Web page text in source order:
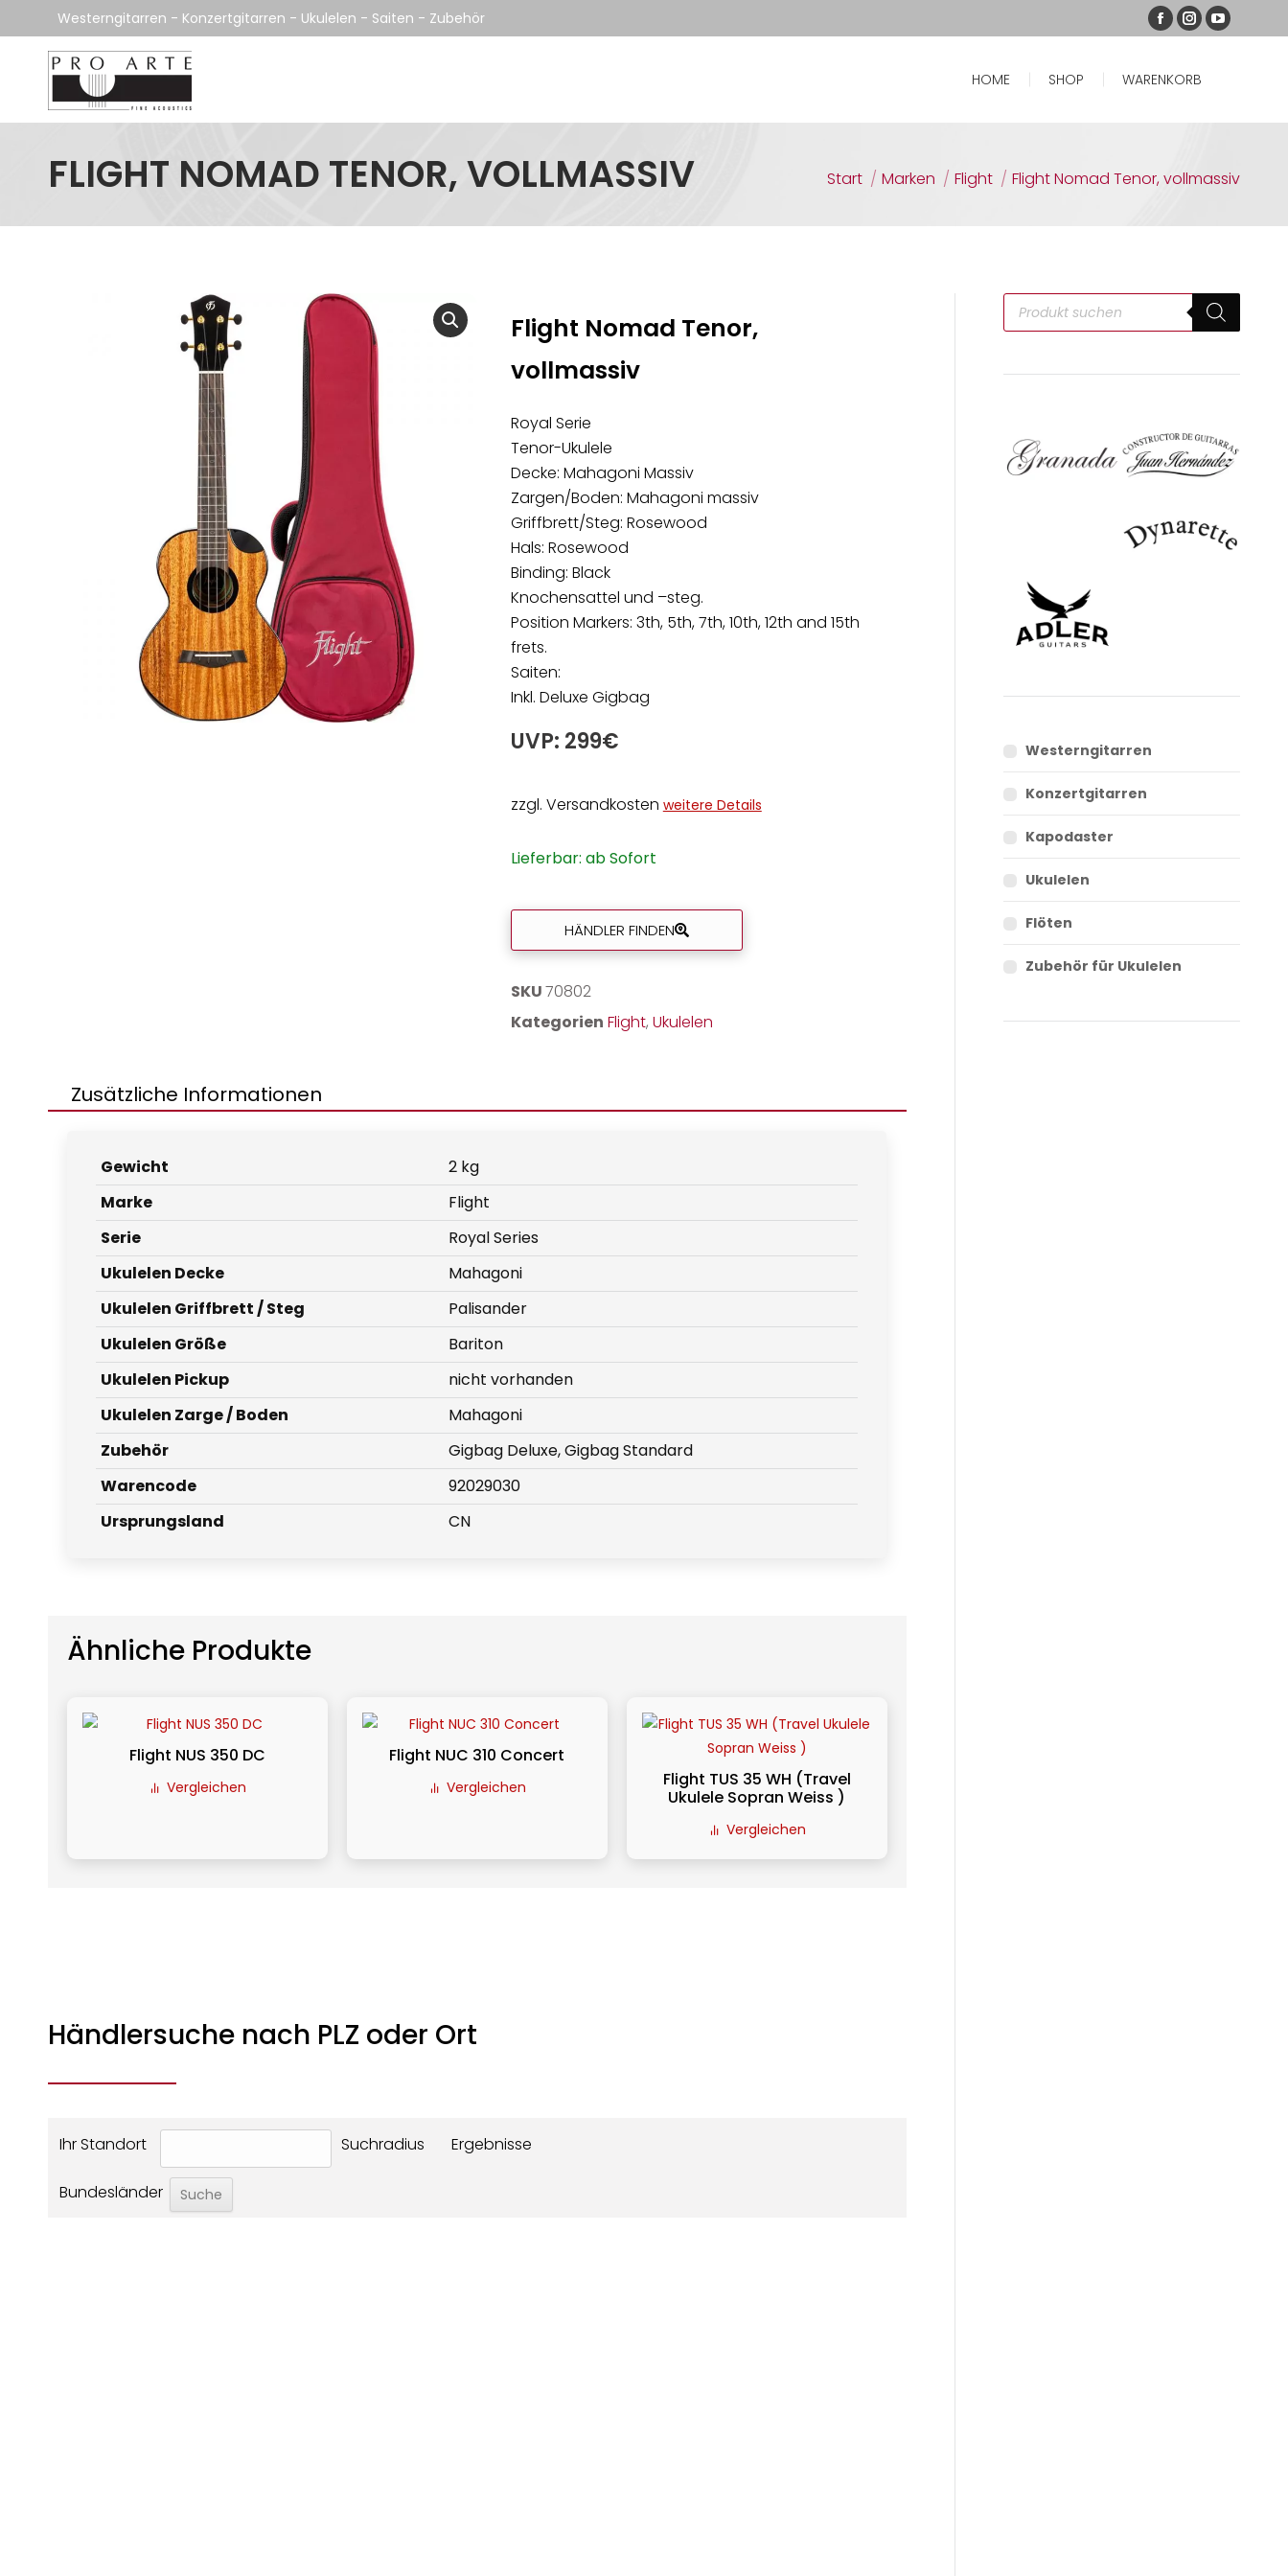
Westerngitarren - Konzertgitarren - Ukulelen - Saiten - Zubehör
HOME SHOP WARENKORB
FLIGHT NOMAD TENOR, VOLLMASSIV Sie befinden sich hier:
Start Marken Flight Flight Nomad Tenor, vollmassiv
Flight Nomad Tenor,
vollmassiv
Royal Serie
Tenor-Ukulele
Decke: Mahagoni Massiv
Zargen/Boden: Mahagoni massiv
Griffbrett/Steg: Rosewood
Hals: Rosewood
Binding: Black
Knochensattel und –steg.
Position Markers: 3th, 5th, 7th, 10th, 12th and 15th
frets.
Saiten:
Inkl. Deluxe Gigbag
UVP: 299€
zzgl. Versandkosten weitere Details
Lieferbar: ab Sofort
HÄNDLER FINDEN
SKU70802
Kategorien Flight, Ukulelen
Zusätzliche Informationen
Gewicht
2 kg
Marke
Flight
Serie
Royal Series
Ukulelen Decke
Mahagoni
Ukulelen Griffbrett / Steg
Palisander
Ukulelen Größe
Bariton
Ukulelen Pickup
nicht vorhanden
Ukulelen Zarge / Boden
Mahagoni
Zubehör
Gigbag Deluxe, Gigbag Standard
Warencode
92029030
Ursprungsland
CN
Ähnliche Produkte
Flight NUS 350 DC
Vergleichen
Flight NUC 310 Concert
Vergleichen
Flight TUS 35 WH (Travel
Ukulele Sopran Weiss )
Vergleichen
Händlersuche nach PLZ oder Ort
Ihr Standort Suchradius Ergebnisse
Bundesländer
Westerngitarren
Konzertgitarren
Kapodaster
Ukulelen
Flöten
Zubehör für Ukulelen
HOME SHOP WARENKORB